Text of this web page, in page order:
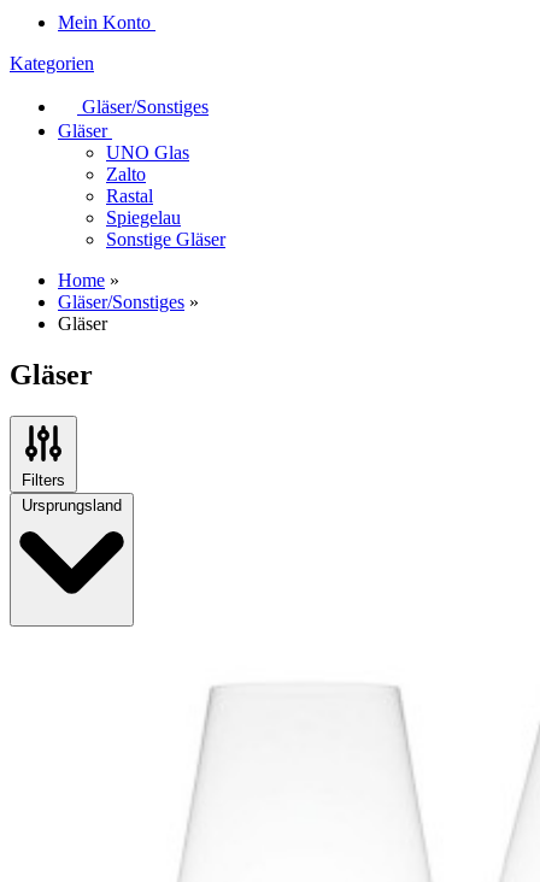
Mein Konto
Kategorien
Gläser/Sonstiges
Gläser
UNO Glas
Zalto
Rastal
Spiegelau
Sonstige Gläser
Home »
Gläser/Sonstiges »
Gläser
Gläser
Filters
Ursprungsland